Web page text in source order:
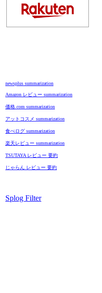
newsplus summarization
Amazon レビュー summarization
価格.com summarization
アットコスメ summarization
食べログ summarization
楽天レビュー summarization
TSUTAYA レビュー 要約
じゃらん レビュー 要約
Splog Filter